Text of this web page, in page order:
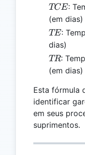
TCE
TCE:
(em dias)
TE
TE:
dias)
TR
TR:
(em dias)
Esta fórmula
identificar
em seus
suprimentos.